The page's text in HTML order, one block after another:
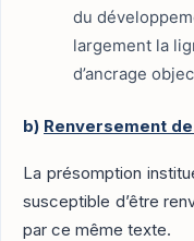
du
largement la
d’ancrage
b) Renversement
La présomption
susceptible d’être
par ce même texte.